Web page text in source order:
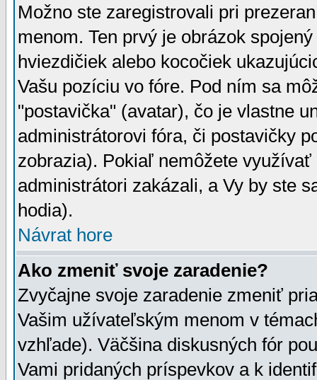
Možno ste zaregistrovali pri
menom. Ten prvý je obrázok
hviezdičiek alebo kocočiek
Vašu pozíciu vo fóre. Pod ním sa
"postavička" (avatar), čo je vlastne
administrátorovi fóra, či postavičky
zobrazia). Pokiaľ nemôžete
administrátori zakázali, a Vy by ste
hodia).
Návrat hore
Ako zmeniť svoje zaradenie?
Zvyčajne svoje zaradenie zmeniť
Vašim užívateľským menom v
vzhľade). Väčšina diskusných fór
Vami pridaných príspevkov a k